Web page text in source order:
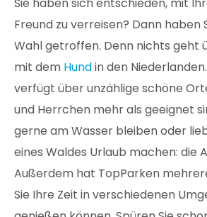
Freund zu verreisen? Dann haben
Wahl getroffen. Denn nichts geht
mit dem Hundin den
verfügt über unzählige schöne
und Herrchen mehr als geeignet
gerne am Wasser bleiben oder
eines Waldes Urlaub machen: die
Außerdem hat TopParken
Sie Ihre Zeit in verschiedenen